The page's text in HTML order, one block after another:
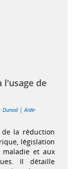
l'usage de
Dunod|Aide-
la réduction
législation
maladie et aux
Il détaille